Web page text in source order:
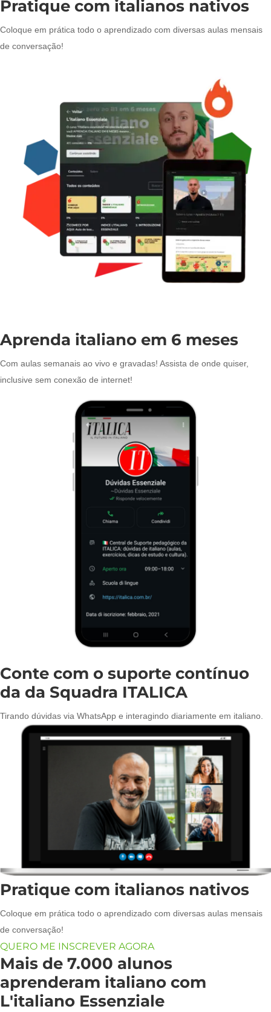
Pratique com italianos nativos
Coloque em prática todo o aprendizado com diversas aulas mensais
de conversação!
Aprenda italiano em 6 meses
Com aulas semanais ao vivo e gravadas! Assista de onde quiser,
inclusive sem conexão de internet!
Conte com o suporte contínuo
da da Squadra ITALICA
Tirando dúvidas via WhatsApp e interagindo diariamente em italiano.
Pratique com italianos nativos
Coloque em prática todo o aprendizado com diversas aulas mensais
de conversação!
QUERO ME INSCREVER AGORA
Mais de 7.000 alunos
aprenderam italiano com
L'italiano Essenziale